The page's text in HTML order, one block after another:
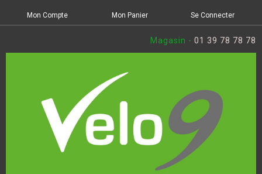
Mon Compte Mon Panier Se Connecter
Magasin - 01 39 78 78 78